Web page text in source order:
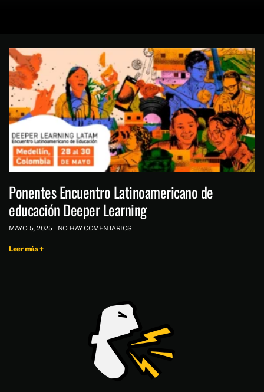
Ponentes Encuentro Latinoamericano de
educación Deeper Learning
MAYO 5, 2025 NO HAY COMENTARIOS
Leer más +